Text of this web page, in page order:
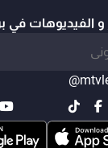
و الفيديوهات في